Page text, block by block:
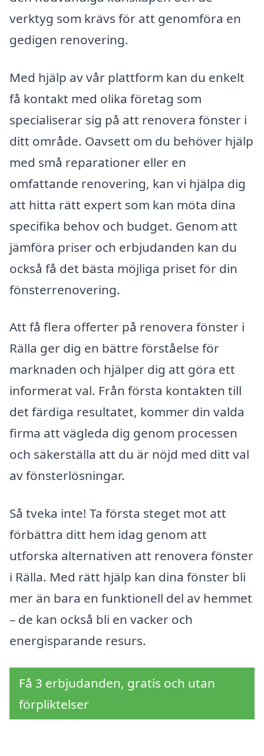
verktyg som krävs för att genomföra en
gedigen renovering.
Med hjälp av vår plattform kan du enkelt
få kontakt med olika företag som
specialiserar sig på att renovera fönster i
ditt område. Oavsett om du behöver hjälp
med små reparationer eller en
omfattande renovering, kan vi hjälpa dig
att hitta rätt expert som kan möta dina
specifika behov och budget. Genom att
jämföra priser och erbjudanden kan du
också få det bästa möjliga priset för din
fönsterrenovering.
Att få flera offerter på renovera fönster i
Rälla ger dig en bättre förståelse för
marknaden och hjälper dig att göra ett
informerat val. Från första kontakten till
det färdiga resultatet, kommer din valda
firma att vägleda dig genom processen
och säkerställa att du är nöjd med ditt val
av fönsterlösningar.
Så tveka inte! Ta första steget mot att
förbättra ditt hem idag genom att
utforska alternativen att renovera fönster
i Rälla. Med rätt hjälp kan dina fönster bli
mer än bara en funktionell del av hemmet
– de kan också bli en vacker och
energisparande resurs.
Få 3 erbjudanden, gratis och utan
förpliktelser